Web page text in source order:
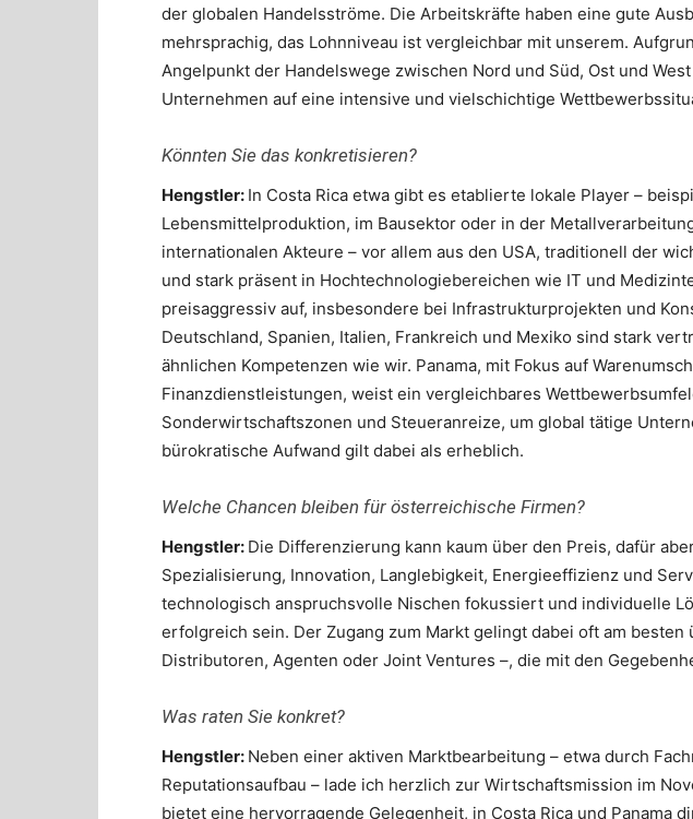
der globalen Handelsströme. Die Arbeitskräfte haben eine gute
mehrsprachig, das Lohnniveau ist vergleichbar mit unserem.
Angelpunkt der Handelswege zwischen Nord und Süd, Ost und
Unternehmen auf eine intensive und vielschichtige
Könnten Sie das konkretisieren?
Hengstler: In Costa Rica etwa gibt es etablierte lokale Player –
Lebensmittelproduktion, im Bausektor oder in der
internationalen Akteure – vor allem aus den USA, traditionell der
und stark präsent in Hochtechnologiebereichen wie IT und
preisaggressiv auf, insbesondere bei Infrastrukturprojekten und
Deutschland, Spanien, Italien, Frankreich und Mexiko sind stark
ähnlichen Kompetenzen wie wir. Panama, mit Fokus auf
Finanzdienstleistungen, weist ein vergleichbares
Sonderwirtschaftszonen und Steueranreize, um global tätige
bürokratische Aufwand gilt dabei als erheblich.
Welche Chancen bleiben für österreichische Firmen?
Hengstler: Die Differenzierung kann kaum über den Preis, dafür
Spezialisierung, Innovation, Langlebigkeit, Energieeffizienz und
technologisch anspruchsvolle Nischen fokussiert und individuelle
erfolgreich sein. Der Zugang zum Markt gelingt dabei oft am besten
Distributoren, Agenten oder Joint Ventures –, die mit den
Was raten Sie konkret?
Hengstler: Neben einer aktiven Marktbearbeitung – etwa durch
Reputationsaufbau – lade ich herzlich zur Wirtschaftsmission im
bietet eine hervorragende Gelegenheit, in Costa Rica und Panama